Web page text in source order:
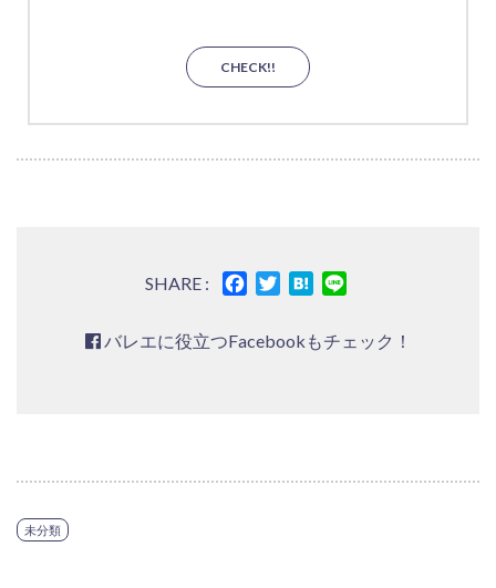
CHECK!!
SHARE : FacebookTwitterHatena
バレエに役立つFacebookもチェック！
未分類